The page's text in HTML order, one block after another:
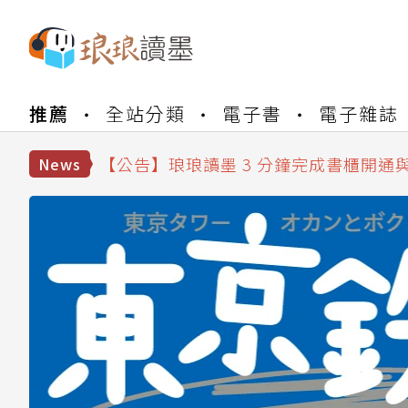
推薦 全站分類 電子書 電子雜誌
News
【公告】琅琅讀墨數位閱讀資產合併與
【公告】琅琅讀墨 3 分鐘完成書櫃開
【公告】琅琅讀墨數位閱讀資產合併與